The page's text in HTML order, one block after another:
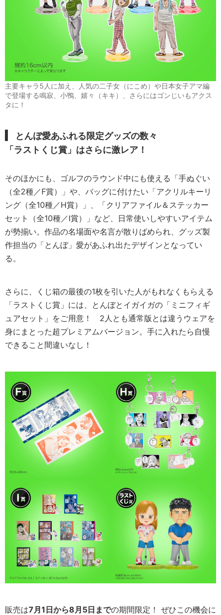
主要キャラ5人に加え、人気の二子女（にこめ）や日本女子アマ編
で登場する鳴寂、小鴨、嬉々（キキ）、さらにはゴンじいもアクス
タに！
とんぼ愛あふれる限定グッズの数々
「ラストくじ賞」はさらに激レア！
そのほかにも、ゴルフのラウンド中にも使える「手ぬぐい
（全2種／F賞）」や、バッグに付けたい「アクリルキーリ
ング（全10種／H賞）」、「クリアファイル＆ステッカー
セット（全10種／I賞）」など、日常使いしやすいアイテム
が勢揃い。作品の名場面や名言が散りばめられ、グッズ製
作担当の「とんぼ」愛があふれ出たデザインとなってい
る。
さらに、くじ箱の最後の1枚を引いた人がもれなくもらえる
「ラストくじ賞」には、とんぼとイガイガの「ミニフィギ
ュアセット」をご用意！ 2人とも通常版とは違うウェアを
身にまとった超プレミアムバージョン。手に入れたら自慢
できること間違いなし！
販売は7月1日から8月5日までの期間限定！ ぜひこの機会に